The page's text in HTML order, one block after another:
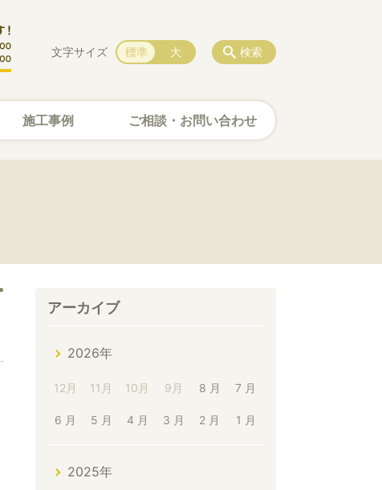
施工事例 ご相談・お問い合わせ
検索
文字サイズ 標準 大
アーカイブ
2026年
12月 11月 10月 9月 8 月 7 月
6 月 5 月 4 月 3 月 2 月 1 月
2025年